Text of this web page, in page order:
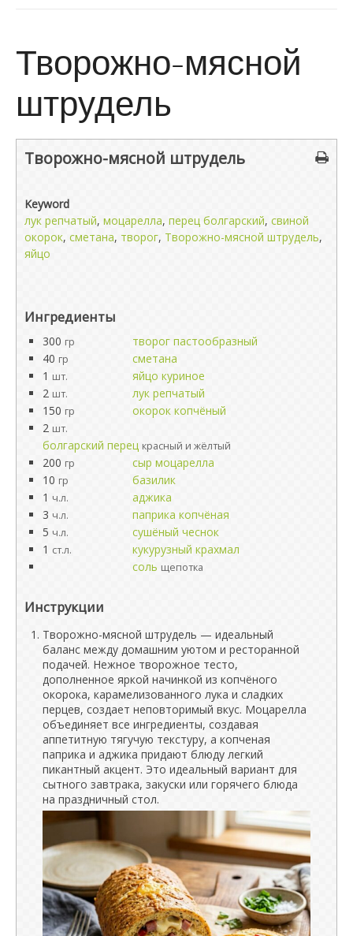
Творожно-мясной
штрудель
Творожно-мясной штрудель
Keyword
лук репчатый, моцарелла, перец болгарский, свиной
окорок, сметана, творог, Творожно-мясной штрудель,
яйцо
Ингредиенты
300 гр
творог пастообразный
40 гр
сметана
1 шт.
яйцо куриное
2 шт.
лук репчатый
150 гр
окорок копчёный
2 шт.
болгарский перец красный и жёлтый
200 гр
сыр моцарелла
10 гр
базилик
1 ч.л.
аджика
3 ч.л.
паприка копчёная
5 ч.л.
сушёный чеснок
1 ст.л.
кукурузный крахмал
соль щепотка
Инструкции
Творожно-мясной штрудель — идеальный
баланс между домашним уютом и ресторанной
подачей. Нежное творожное тесто,
дополненное яркой начинкой из копчёного
окорока, карамелизованного лука и сладких
перцев, создает неповторимый вкус. Моцарелла
объединяет все ингредиенты, создавая
аппетитную тягучую текстуру, а копченая
паприка и аджика придают блюду легкий
пикантный акцент. Это идеальный вариант для
сытного завтрака, закуски или горячего блюда
на праздничный стол.